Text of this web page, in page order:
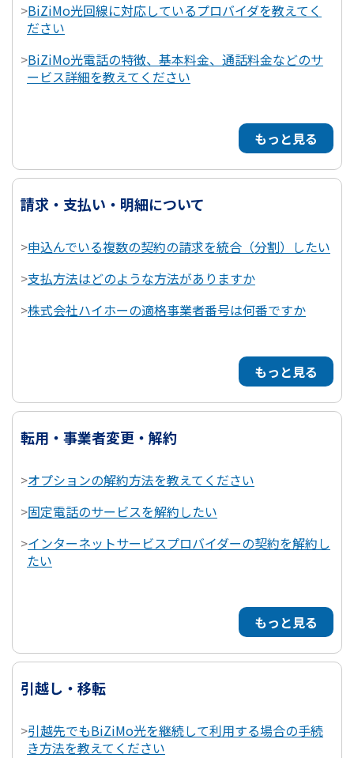
>BiZiMo光回線に対応しているプロバイダを教えてく
ださい
>BiZiMo光電話の特徴、基本料金、通話料金などのサ
ービス詳細を教えてください
もっと見る
請求・支払い・明細について
>申込んでいる複数の契約の請求を統合（分割）したい
>支払方法はどのような方法がありますか
>株式会社ハイホーの適格事業者番号は何番ですか
もっと見る
転用・事業者変更・解約
>オプションの解約方法を教えてください
>固定電話のサービスを解約したい
>インターネットサービスプロバイダーの契約を解約し
たい
もっと見る
引越し・移転
>引越先でもBiZiMo光を継続して利用する場合の手続
き方法を教えてください